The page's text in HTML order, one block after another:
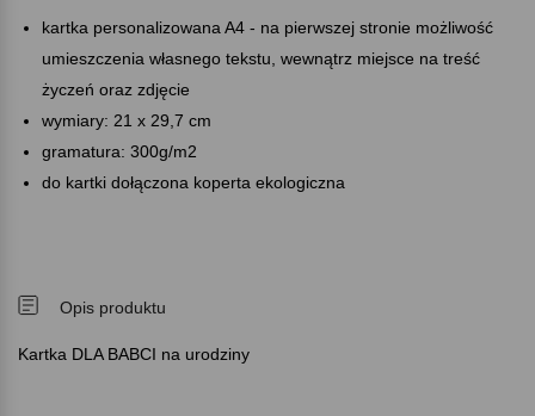
kartka personalizowana A4 - na pierwszej stronie możliwość
umieszczenia własnego tekstu, wewnątrz miejsce na treść
życzeń oraz zdjęcie
wymiary: 21 x 29,7 cm
gramatura: 300g/m2
do kartki dołączona koperta ekologiczna
Opis produktu
Kartka DLA BABCI na urodziny